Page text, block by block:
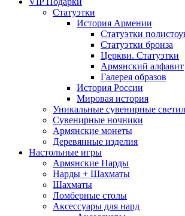
Статуэтки
История Армении
Статуэтки
Статуэтки бронза
Церкви. Статуэтки
Армянский алфавит
Галерея образов
История России
Мировая история
Уникальные сувенирные
Сувенирные ночники
Армянские монеты
Деревянные изделия
Настольные игры
Армянские Нарды
Нарды + Шахматы
Шахматы
Ломберные столы
Аксессуары для нард